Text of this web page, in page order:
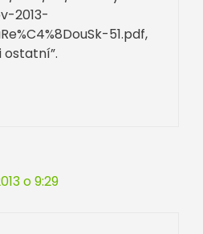
2013-
51.pdf,
ostatní”.
o 9:29